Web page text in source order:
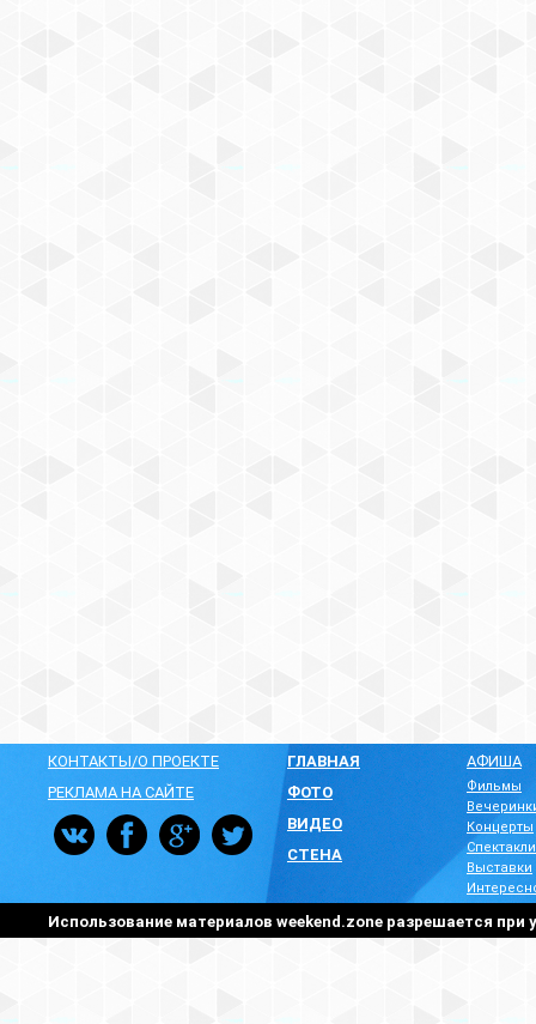
КОНТАКТЫ/О ПРОЕКТЕ
РЕКЛАМА НА САЙТЕ
ГЛАВНАЯ
ФОТО
ВИДЕО
СТЕНА
АФИША
Фильмы
Концерты
Спектакли
Выставки
Использование материалов weekend.zone разрешается